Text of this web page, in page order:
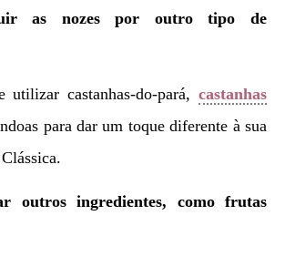
as nozes por outro tipo de
utilizar castanhas-do-pará, castanhas
para dar um toque diferente à sua
outros ingredientes, como frutas